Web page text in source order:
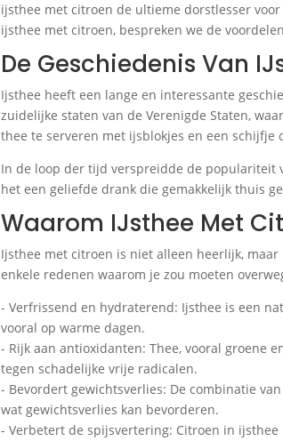
ijsthee met citroen de ultieme dorstlesser
ijsthee met citroen, bespreken we de
De Geschiedenis Van
Ijsthee heeft een lange en interessante
zuidelijke staten van de Verenigde Staten,
thee te serveren met ijsblokjes en een schijfje
In de loop der tijd verspreidde de populariteit
het een geliefde drank die gemakkelijk thuis
Waarom IJsthee Met
Ijsthee met citroen is niet alleen heerlijk,
enkele redenen waarom je zou moeten
- Verfrissend en hydraterend: Ijsthee is een
vooral op warme dagen.
- Rijk aan antioxidanten: Thee, vooral groene
tegen schadelijke vrije radicalen.
- Bevordert gewichtsverlies: De combinatie
wat gewichtsverlies kan bevorderen.
- Verbetert de spijsvertering: Citroen in